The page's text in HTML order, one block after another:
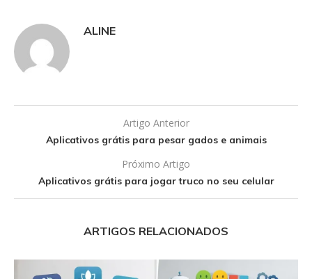
ALINE
Artigo Anterior
Aplicativos grátis para pesar gados e animais
Próximo Artigo
Aplicativos grátis para jogar truco no seu celular
ARTIGOS RELACIONADOS